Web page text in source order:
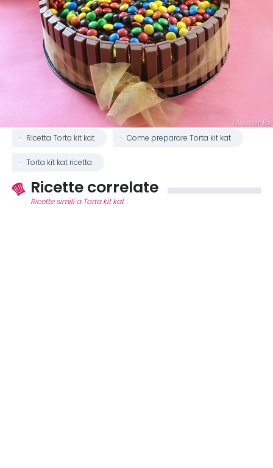
Ricetta Torta kit kat Come preparare Torta kit kat
Torta kit kat ricetta
Ricette correlate
Ricette simili a Torta kit kat